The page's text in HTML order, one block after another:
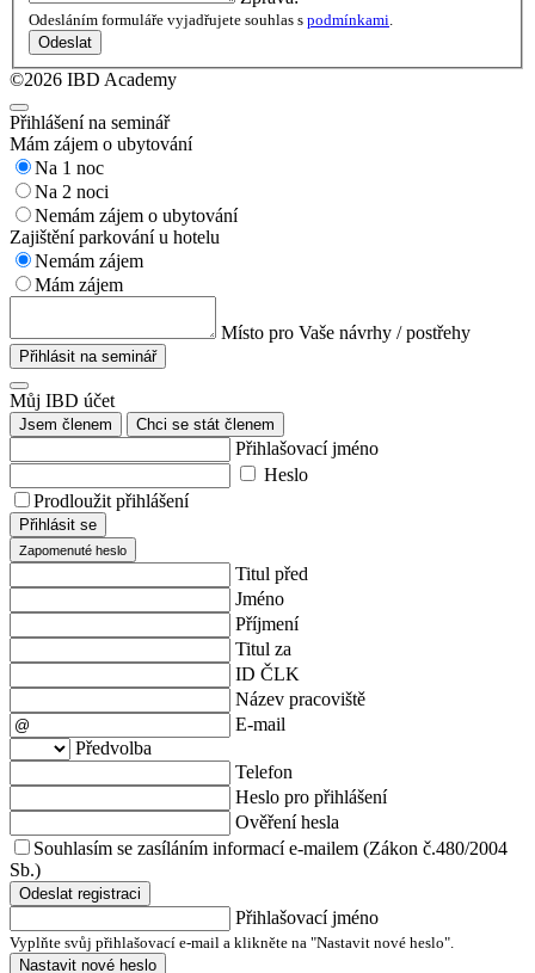
Odesláním formuláře vyjadřujete souhlas s podmínkami
Odeslat
©2026 IBD Academy
Přihlášení na seminář
Mám zájem o ubytování
Na 1 noc
Na 2 noci
Nemám zájem o ubytování
Zajištění parkování u hotelu
Nemám zájem
Mám zájem
Místo pro Vaše návrhy / postřehy
Přihlásit na seminář
Můj IBD účet
Jsem členem Chci se stát členem
Přihlašovací jméno
Heslo
Prodloužit přihlášení
Přihlásit se
Zapomenuté heslo
Titul před
Jméno
Příjmení
Titul za
ID ČLK
Název pracoviště
E-mail
Předvolba
Telefon
Heslo pro přihlášení
Ověření hesla
Souhlasím se zasíláním informací e-mailem (Zákon č.480/2004
Sb.)
Odeslat registraci
Přihlašovací jméno
Vyplňte svůj přihlašovací e-mail a klikněte na "Nastavit nové heslo".
Nastavit nové heslo